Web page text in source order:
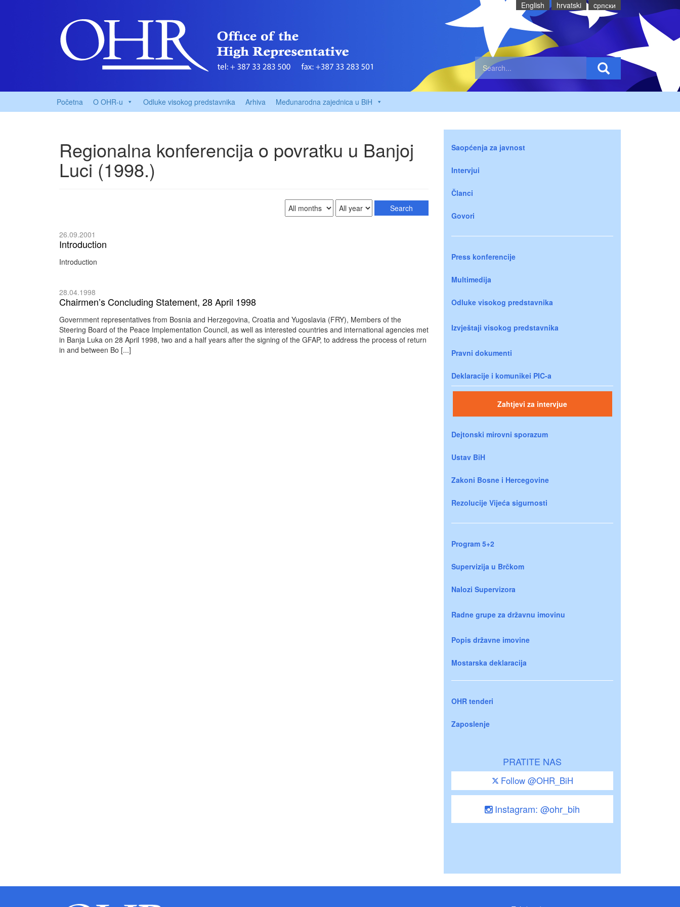
English hrvatski cрпски
Početna O OHR-u Odluke visokog predstavnika Arhiva Međunarodna zajednica u BiH
Regionalna konferencija o povratku u Banjoj
Luci (1998.)
26.09.2001
Introduction
Introduction
28.04.1998
Chairmen’s Concluding Statement, 28 April 1998
Government representatives from Bosnia and Herzegovina, Croatia and Yugoslavia (FRY), Members of the
Steering Board of the Peace Implementation Council, as well as interested countries and international agencies met
in Banja Luka on 28 April 1998, two and a half years after the signing of the GFAP, to address the process of return
in and between Bo [...]
Saopćenja za javnost
Intervjui
Članci
Govori
Press konferencije
Multimedija
Odluke visokog predstavnika
Izvještaji visokog predstavnika
Pravni dokumenti
Deklaracije i komunikei PIC-a
Zahtjevi za intervjue
Dejtonski mirovni sporazum
Ustav BiH
Zakoni Bosne i Hercegovine
Rezolucije Vijeća sigurnosti
Program 5+2
Supervizija u Brčkom
Nalozi Supervizora
Radne grupe za državnu imovinu
Popis državne imovine
Mostarska deklaracija
OHR tenderi
Zaposlenje
PRATITE NAS
Follow @OHR_BiH
Instagram: @ohr_bih